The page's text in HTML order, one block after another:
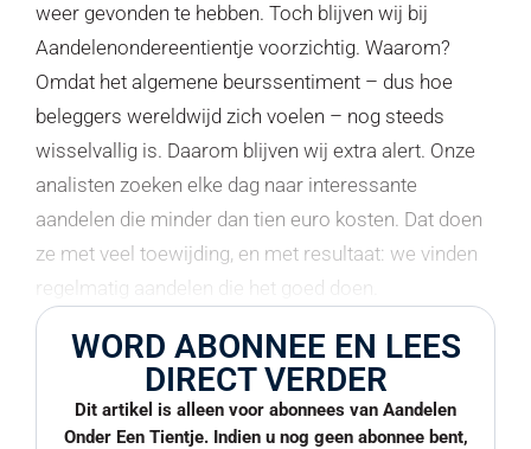
weer gevonden te hebben. Toch blijven wij bij
Aandelenondereentientje voorzichtig. Waarom?
Omdat het algemene beurssentiment – dus hoe
beleggers wereldwijd zich voelen – nog steeds
wisselvallig is. Daarom blijven wij extra alert. Onze
analisten zoeken elke dag naar interessante
aandelen die minder dan tien euro kosten. Dat doen
ze met veel toewijding, en met resultaat: we vinden
regelmatig aandelen die het goed doen.
WORD ABONNEE EN LEES
DIRECT VERDER
Dit artikel is alleen voor abonnees van Aandelen
Onder Een Tientje. Indien u nog geen abonnee bent,